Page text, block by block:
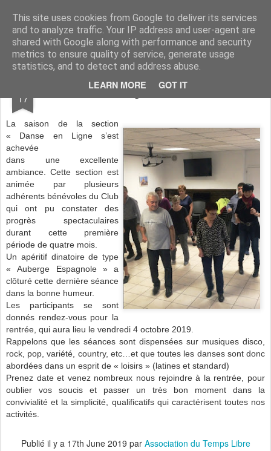
This site uses cookies from Google to deliver its services
and to analyze traffic. Your IP address and user-agent are
shared with Google along with performance and security
metrics to ensure quality of service, generate usage
statistics, and to detect and address abuse.
LEARN MORE GOT IT
Association du Temps Libre de Siros Association sportive et socio-culturelle
Pages
17 Danse en Ligne : fin de saison
La saison de la section
« Danse en Ligne s’est
achevée
dans une excellente
ambiance. Cette section est
animée par plusieurs
adhérents bénévoles du Club
qui ont pu constater des
progrès spectaculaires
durant cette première
période de quatre mois.
Un apéritif dinatoire de type
« Auberge Espagnole » a
clôturé cette dernière séance
dans la bonne humeur.
Les participants se sont
donnés rendez-vous pour la
rentrée, qui aura lieu le vendredi 4 octobre 2019.
Rappelons que les séances sont dispensées sur musiques disco,
rock, pop, variété, country, etc…et que toutes les danses sont donc
abordées dans un esprit de « loisirs » (latines et standard)
Prenez date et venez nombreux nous rejoindre à la rentrée, pour
oublier vos soucis et passer un très bon moment dans la
convivialité et la simplicité, qualificatifs qui caractérisent toutes nos
activités.
Publié il y a 17th June 2019 par Association du Temps Libre